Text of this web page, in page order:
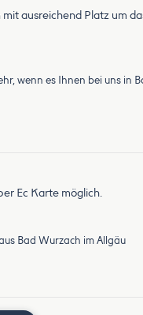
ausreichend Platz um
wenn es Ihnen bei uns in
Ec Karte möglich.
Bad Wurzach im Allgäu